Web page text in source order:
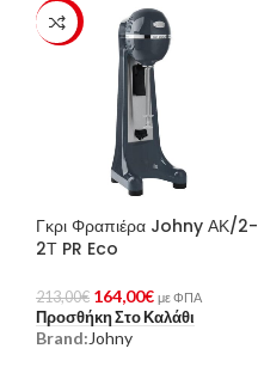
-23%
Γκρι Φραπιέρα Johny ΑΚ/2-
2Τ PR Eco
213,00€ 164,00€ με ΦΠΑ
Προσθήκη Στο Καλάθι
Brand: Johny